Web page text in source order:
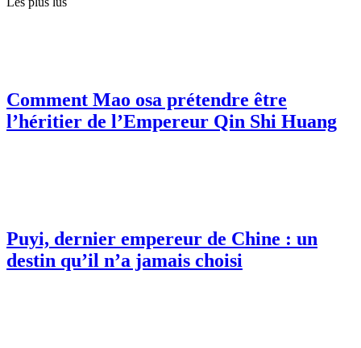
Comment Mao osa prétendre être
l’héritier de l’Empereur Qin Shi Huang
Puyi, dernier empereur de Chine : un
destin qu’il n’a jamais choisi